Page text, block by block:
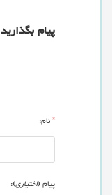
پیام بگذارید
*نام:
پیام (اختیاری):